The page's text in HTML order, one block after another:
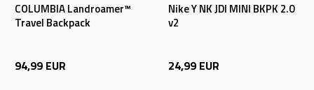
COLUMBIA Landroamer™
Travel Backpack
94,99 EUR
Nike Y NK JDI MINI BKPK 2.0
v2
24,99 EUR